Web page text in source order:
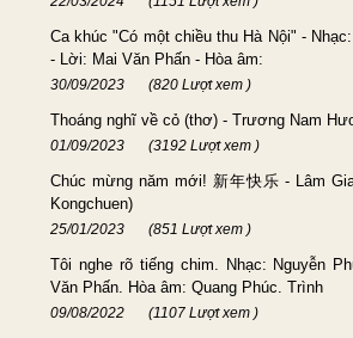
Ca khúc "Có một chiều thu Hà Nội" -
- Lời: Mai Văn Phấn - Hòa âm:
30/09/2023 (820 Lượt xem )
Thoáng nghĩ về cỏ (thơ) - Trương Nam
01/09/2023 (3192 Lượt xem )
Chúc mừng năm mới! 新年快乐 - Lâm
Kongchuen)
25/01/2023 (851 Lượt xem )
Tôi nghe rõ tiếng chim. Nhạc: Nguyễn
Văn Phấn. Hòa âm: Quang Phúc. Trình
09/08/2022 (1107 Lượt xem )